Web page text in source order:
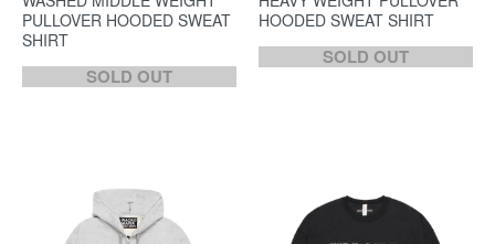
PULLOVER HOODED SWEAT
SHIRT
SOLD OUT
HOODED SWEAT SHIRT
SOLD OUT